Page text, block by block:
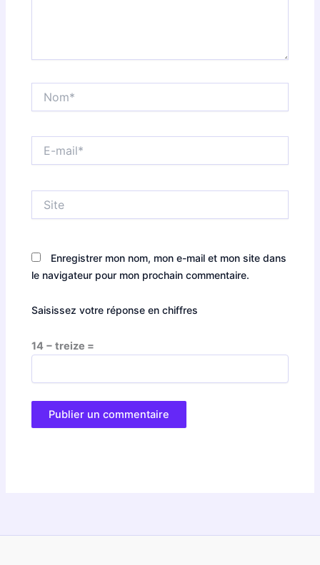
mail*
Enregistrer mon nom, mon e-mail et mon site dans
le navigateur pour mon prochain commentaire.
Saisissez votre réponse en chiffres
14 − treize =